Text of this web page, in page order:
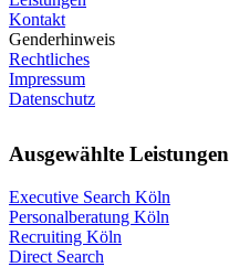
Kontakt
Genderhinweis
Rechtliches
Impressum
Datenschutz
Ausgewählte Leistungen
Executive Search Köln
Personalberatung Köln
Recruiting Köln
Direct Search